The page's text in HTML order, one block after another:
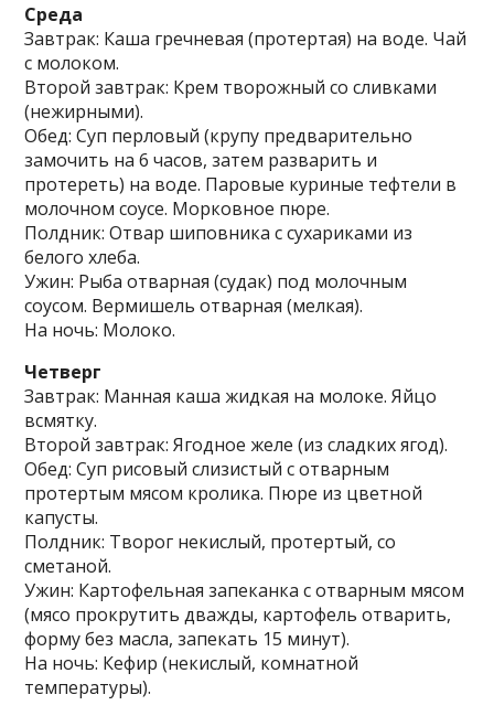
Среда
Завтрак: Каша гречневая (протертая) на воде. Чай
с молоком.
Второй завтрак: Крем творожный со сливками
(нежирными).
Обед: Суп перловый (крупу предварительно
замочить на 6 часов, затем разварить и
протереть) на воде. Паровые куриные тефтели в
молочном соусе. Морковное пюре.
Полдник: Отвар шиповника с сухариками из
белого хлеба.
Ужин: Рыба отварная (судак) под молочным
соусом. Вермишель отварная (мелкая).
На ночь: Молоко.
Четверг
Завтрак: Манная каша жидкая на молоке. Яйцо
всмятку.
Второй завтрак: Ягодное желе (из сладких ягод).
Обед: Суп рисовый слизистый с отварным
протертым мясом кролика. Пюре из цветной
капусты.
Полдник: Творог некислый, протертый, со
сметаной.
Ужин: Картофельная запеканка с отварным мясом
(мясо прокрутить дважды, картофель отварить,
форму без масла, запекать 15 минут).
На ночь: Кефир (некислый, комнатной
температуры).